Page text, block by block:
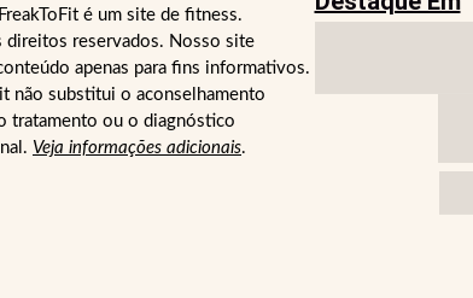
é um site de fitness.
direitos reservados. Nosso site
apenas para fins informativos.
não substitui o aconselhamento
tratamento ou o diagnóstico
Veja informações adicionais.